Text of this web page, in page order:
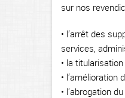
sur nos
• l’arrêt des
services,
• la
•
• l’abrogation